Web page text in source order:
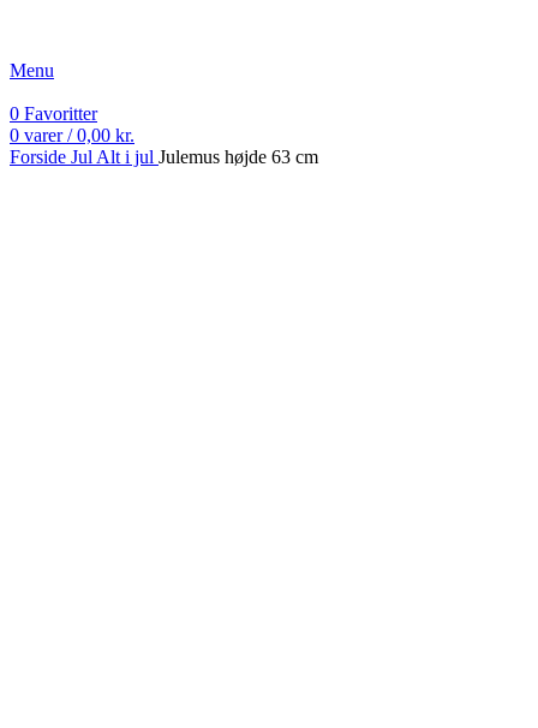
Menu
0 Favoritter
0 varer / 0,00 kr.
Forside Jul Alt i jul Julemus højde 63 cm